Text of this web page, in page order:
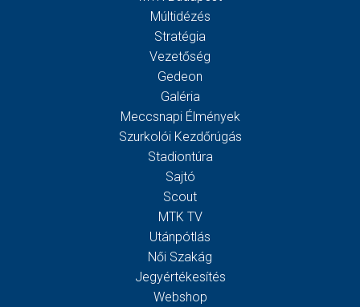
Múltidézés
Stratégia
Vezetőség
Gedeon
Galéria
Meccsnapi Élmények
Szurkolói Kezdőrúgás
Stadiontúra
Sajtó
Scout
MTK TV
Utánpótlás
Női Szakág
Jegyértékesítés
Webshop